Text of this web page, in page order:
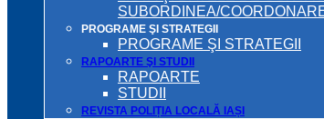
SUBORDINEA/
PROGRAME ŞI STRATEGII
PROGRAME ŞI STRATEGII
RAPOARTE ŞI STUDII
RAPOARTE
STUDII
REVISTA POLIȚIA LOCALĂ IAȘI